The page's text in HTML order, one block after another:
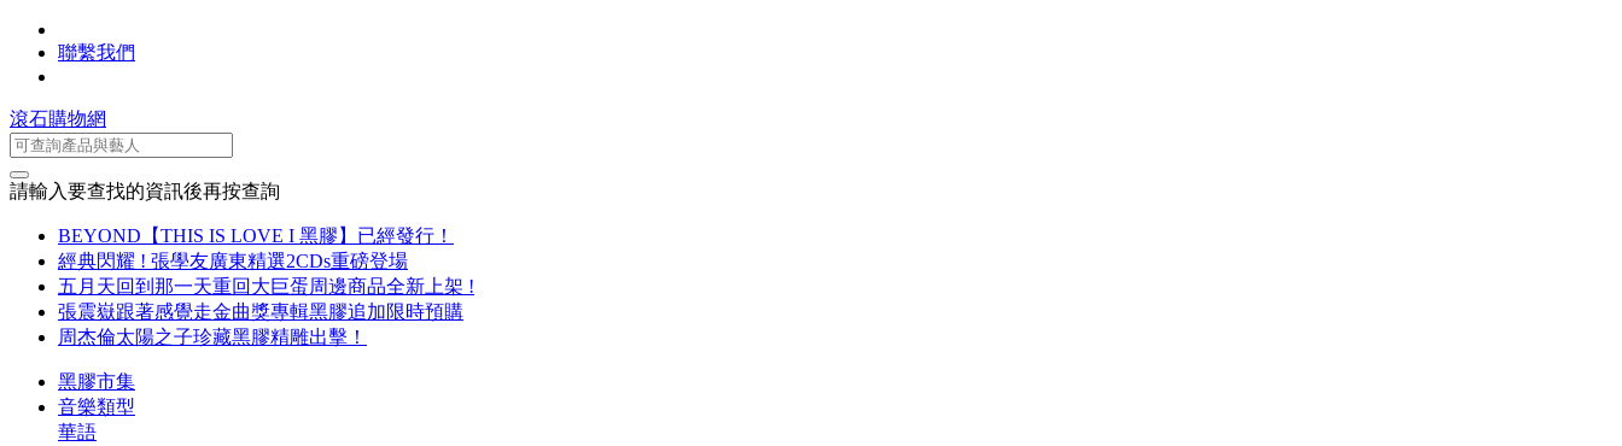
聯繫我們
滾石購物網
請輸入要查找的資訊後再按查詢
BEYOND【THIS IS LOVE I 黑膠】已經發行！
經典閃耀 ! 張學友廣東精選2CDs重磅登場
五月天回到那一天重回大巨蛋周邊商品全新上架 !
張震嶽跟著感覺走金曲獎專輯黑膠追加限時預購
周杰倫太陽之子珍藏黑膠精雕出擊！
黑膠市集
音樂類型
華語